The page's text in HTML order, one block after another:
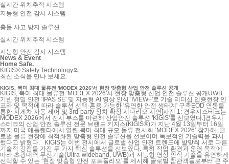
실시간 위치추적 시스템
지능형 안전 감시 시스템
충돌 사고 방지 솔루션
실시간 위치추적 시스템
지능형 안전 감시 시스템
News & Event
Home Safe.
KIGIS® Safety Technology의
최신 소식을 만나 보세요.
KIGIS, 북미 최대 물류전 'MODEX 2026'서 현장 맞춤형 산업 안전 솔루션 공개
KIGIS, 북미 최대 물류전 'MODEX 2026'서 현장 맞춤형 산업 안전 솔루션 공개UWB
기반 정밀 안전 'IPAS SE' 및 지능형 AI 영상 인식 'IVIEW+'로 기술 리더십 입증현장 인
프라 및 목적에 따라 솔루션 선택·혼용 가능한 '유연한 안전 생태계' 구축EOD 연동을
통한 지게차 자동 제어 및 3rd-party 장치 확장 시나리오 시연[사진 1: 경우시스테크는
MODEX 2026에서 전시 부스를 마련해 산업안전 솔루션 'KIGIS'를 선보였다.]경우시
스테크의 산업 안전 솔루션 전문 브랜드 키지스(KIGIS®)가 지난 4월 13일부터 16일
까지 미국 애틀랜타에서 열린 북미 최대 규모 물류 전시회 ‘MODEX 2026’ 참가해, 글
로벌 물류 현장에 최적화된 맞춤형 안전 솔루션을 선보이며 독보적인 기술력을 과시
했다고 밝혔다. KIGIS는 이번 전시에서 글로벌 산업 안전 트렌드에 발맞춰 서로 다른
기술적 강점을 가진 두 가지 핵심 솔루션을 선보였다. 특히 작업 환경과 운영 목적에
따라 초광대역 무선기술(Ultra-wideband, UWB)과 지능형 영상 인식 기술을 유연하게
선택할 수 있는 ‘현장 맞춤형 안전 포트폴리오’를 제시해 글로벌 참관객들로부터 큰 주